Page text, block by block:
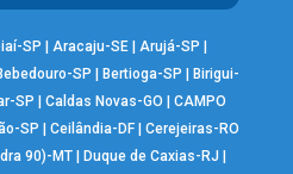
SP Aracaju-SE| Arujá-SP
SP Bertioga-SP
Birigui-
SP |Caldas Novas-GO |CAMPO
SP Ceilândia-DF| Cerejeiras-RO
90)-MT| Duque de Caxias-RJ